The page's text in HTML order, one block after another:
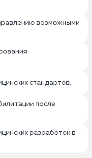
возможными
стандартов.
после
разработок в